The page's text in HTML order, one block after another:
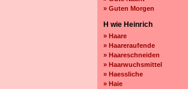
» Guten Morgen
H wie Heinrich
» Haare
» Haareraufende
» Haareschneiden
» Haarwuchsmittel
» Haessliche
» Haie